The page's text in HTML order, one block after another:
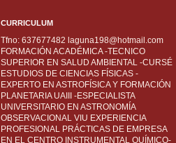
CURRICULUM
Tfno: 637677482 laguna198@hotmail.com
FORMACIÓN ACADÉMICA -TECNICO
SUPERIOR EN SALUD AMBIENTAL -CURSÉ
ESTUDIOS DE CIENCIAS FÍSICAS -
EXPERTO EN ASTROFÍSICA Y FORMACIÓN
PLANETARIA UAIII -ESPECIALISTA
UNIVERSITARIO EN ASTRONOMÍA
OBSERVACIONAL VIU EXPERIENCIA
PROFESIONAL PRÁCTICAS DE EMPRESA
EN EL CENTRO INSTRUMENTAL QUÍMICO-